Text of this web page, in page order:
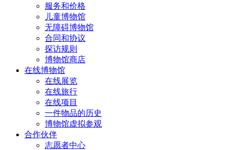
服务和价格
儿童博物馆
无障碍博物馆
合同和协议
探访规则
博物馆商店
在线博物馆
在线展览
在线旅行
在线项目
一件物品的历史
博物馆虚拟参观
合作伙伴
志愿者中心